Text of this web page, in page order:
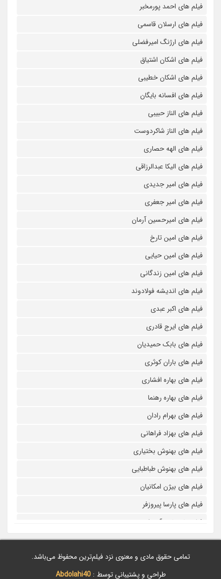
فیلم های احمد پورمخبر
فیلم های ارسلان قاسمی
فیلم های ارژنگ امیرفضلی
فیلم های اشکان اشتیاق
فیلم های اشکان خطیبی
فیلم های افسانه بایگان
فیلم های الناز حبیبی
فیلم های الناز شاکردوست
فیلم های الهه حصاری
فیلم های الیکا عبدالرزاقی
فیلم های امیر جدیدی
فیلم های امیر جعفری
فیلم های امیرحسین آرمان
فیلم های امین تارخ
فیلم های امین حیایی
فیلم های امین زندگانی
فیلم های اندیشه فولادوند
فیلم های اکبر عبدی
فیلم های ایرج قادری
فیلم های بابک حمیدیان
فیلم های باران کوثری
فیلم های بهاره افشاری
فیلم های بهاره رهنما
فیلم های بهرام رادان
فیلم های بهزاد فراهانی
فیلم های بهنوش بختیاری
فیلم های بهنوش طباطبایی
فیلم های بیژن امکانیان
فیلم های پارسا پیروزفر
فیلم های پانته آ بهرام
فیلم های پولاد کیمیایی
فیلم های پویا امینی
فیلم های پژمان بازغی
تمامی حقوق مادی و معنوی نزد فیلم‌ترین محفوظ می‌باشد.
طراحی و پشتیبانی توسط :Abdolahi40